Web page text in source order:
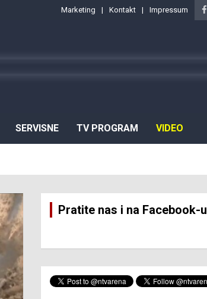
Marketing Kontakt Impressum
SERVISNE TV PROGRAM VIDEO
Pratite nas i na Facebook-u